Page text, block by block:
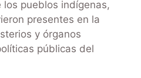
los pueblos indígenas,
presentes en la
y órganos
públicas del